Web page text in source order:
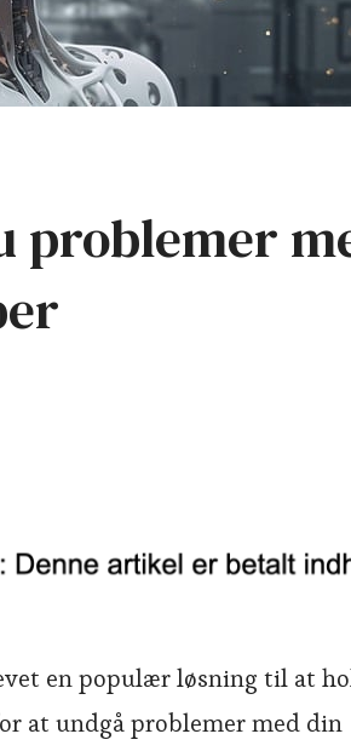
problemer
en populær løsning til at
at undgå problemer med din